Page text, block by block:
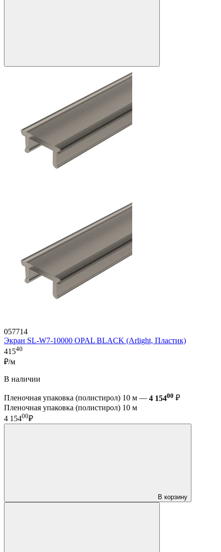
057714
Экран SL-W7-10000 OPAL BLACK (Arlight, Пластик)
41540
₽/м
В наличии
Пленочная упаковка (полистирол) 10 м — 4 15400 ₽
Пленочная упаковка (полистирол) 10 м
4 15400₽
В корзину